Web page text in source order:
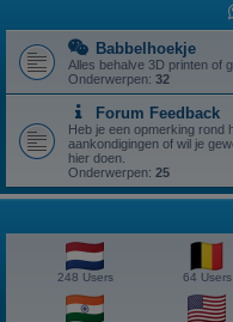
Babbelhoekje
Alles behalve 3D printen of
Onderwerpen: 32
Forum Feedback
Heb je een opmerking rond
aankondigingen of wil je
hier doen.
Onderwerpen: 25
248 Users 64 Users